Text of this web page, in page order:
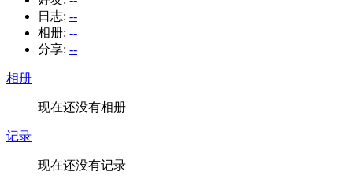
日志: --
相册: --
分享: --
相册
现在还没有相册
记录
现在还没有记录